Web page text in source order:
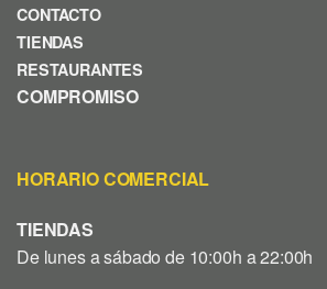
CONTACTO
TIENDAS
RESTAURANTES
COMPROMISO
HORARIO COMERCIAL
TIENDAS
De lunes a sábado de 10:00h a 22:00h